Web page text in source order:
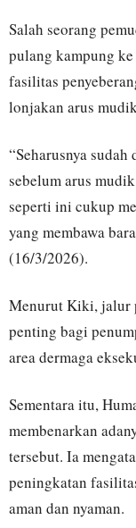
Salah seorang
pulang kampung
fasilitas
lonjakan arus
“Seharusnya
sebelum arus
seperti ini cukup
yang membawa
(16/3/2026).
Menurut Kiki, jalur
penting bagi
area dermaga
Sementara itu,
membenarkan
tersebut. Ia
peningkatan
aman dan nyaman.